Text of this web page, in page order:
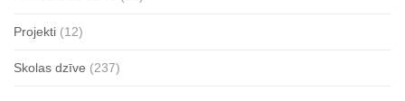
Projekti (12)
Skolas dzīve (237)